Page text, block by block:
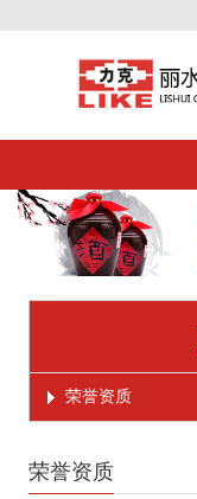
荣誉资质
荣誉资质